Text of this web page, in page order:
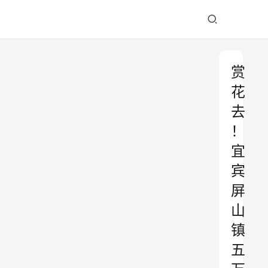
赏
花
去
！
宜
宾
屏
山
镇
五